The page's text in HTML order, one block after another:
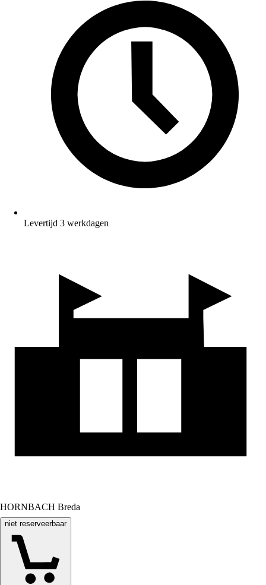
Levertijd 3 werkdagen
HORNBACH Breda
niet reserveerbaar